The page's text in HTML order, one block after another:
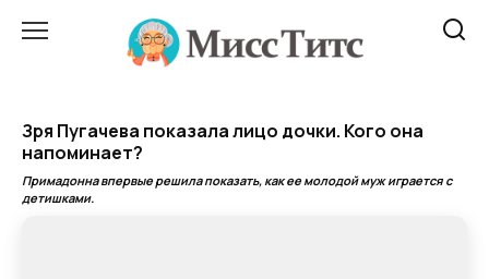
Зря Пугачева показала лицо дочки. Кого она
напоминает?
Примадонна впервые решила показать, как ее молодой муж играется с
детишками.